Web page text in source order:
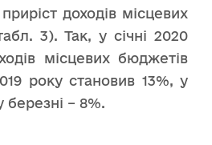
доходів місцевих
3). Так, у січні 2020
місцевих бюджетів
року становив 13%, у
березні – 8%.